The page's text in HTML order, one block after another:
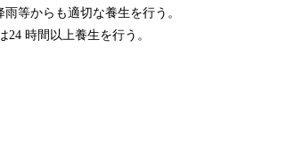
等からも適切な養生を行う。
24 時間以上養生を行う。